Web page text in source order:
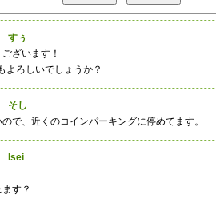
すぅ
ざいます！
よろしいでしょうか？
そし
で、近くのコインパーキングに停めてます。
Isei
す？